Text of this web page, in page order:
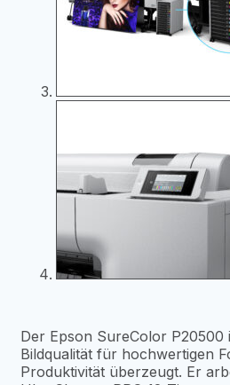
Der Epson SureColor
Bildqualität für hochwertigen
Produktivität überzeugt. Er